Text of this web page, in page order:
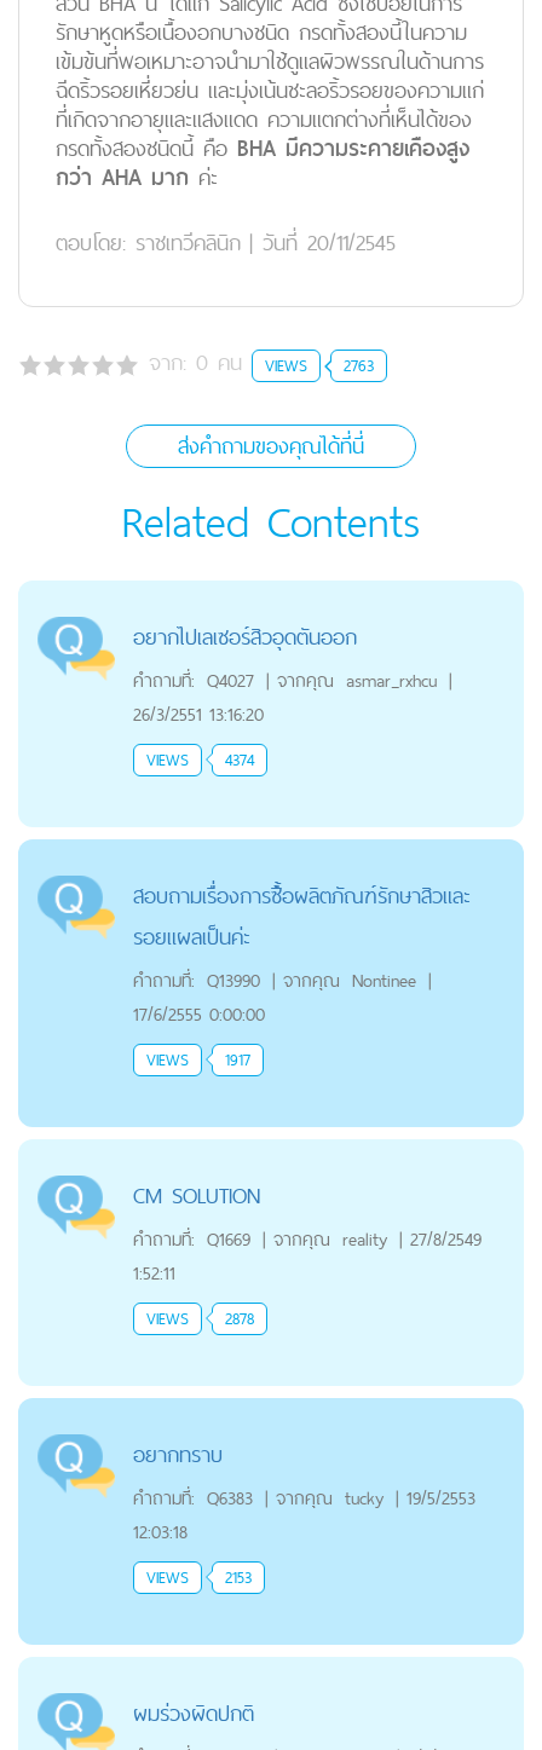
รักษาหูดหรือเนื้องอกบางชนิด กรดทั้งสองนี้ในความ
เข้มข้นที่พอเหมาะอาจนำมาใช้ดูแลผิวพรรณในด้านการ
ฉีดริ้วรอยเหี่ยวย่น และมุ่งเน้นชะลอริ้วรอยของความแก่
ที่เกิดจากอายุและแสงแดด ความแตกต่างที่เห็นได้ของ
กรดทั้งสองชนิดนี้ คือ BHA มีความระคายเคืองสูง
กว่า AHA มาก ค่ะ
ตอบโดย: ราชเทวีคลินิก | วันที่ 20/11/2545
จาก: 0 คน VIEWS 2763
ส่งคำถามของคุณได้ที่นี่
Related Contents
อยากไปเลเซอร์สิวอุดตันออก
คำถามที่: Q4027 | จากคุณ asmar_rxhcu |
26/3/2551 13:16:20
VIEWS 4374
สอบถามเรื่องการซื้้อผลิตภัณฑ์รักษาสิวและ
รอยแผลเป็นค่ะ
คำถามที่: Q13990 | จากคุณ Nontinee |
17/6/2555 0:00:00
VIEWS 1917
CM SOLUTION
คำถามที่: Q1669 | จากคุณ reality | 27/8/2549
1:52:11
VIEWS 2878
อยากทราบ
คำถามที่: Q6383 | จากคุณ tucky | 19/5/2553
12:03:18
VIEWS 2153
ผมร่วงผิดปกติ